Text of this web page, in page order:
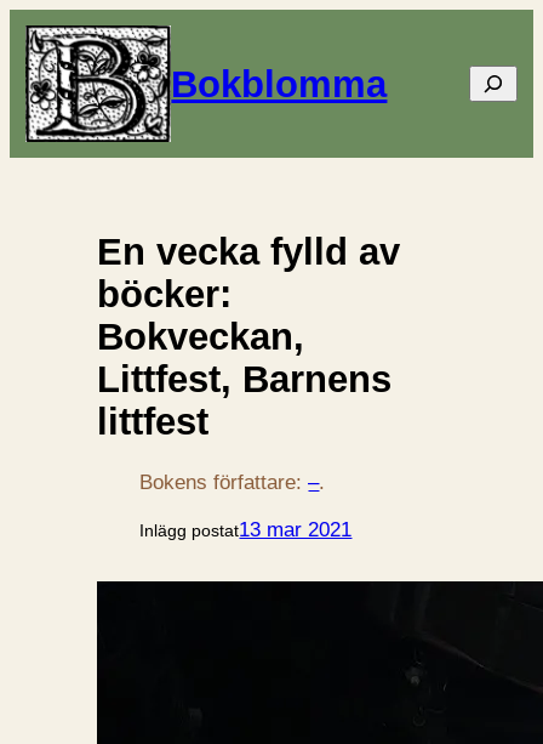
Bokblomma Sök
En vecka fylld av
böcker:
Bokveckan,
Littfest, Barnens
littfest
Bokens författare:–.
Inlägg postat13 mar 2021